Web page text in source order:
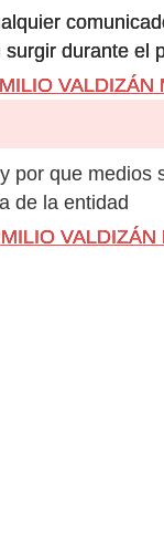
durante el
VALDIZÁN
por que medios
de la entidad
VALDIZÁN